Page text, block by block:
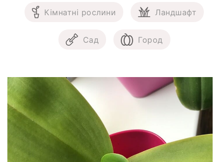
Кімнатні рослини Ландшафт
Сад Город